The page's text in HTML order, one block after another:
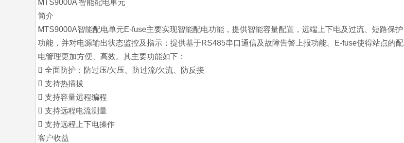
MTS9000A 智能配电单元
简介
MTS9000A智能配电单元E-fuse主要实现智能配电功能，提供智能容量配置，远端上下电及过流、短路保护
功能，并对电源输出状态监控及指示；提供基于RS485串口通信及故障告警上报功能。E-fuse使得站点的配
电管理更加方便、高效。其主要功能如下：
 全面防护：防过压/欠压、防过流/欠流、防反接
 支持热插拔
 支持容量远程编程
 支持远程电流测量
 支持远程上下电操作
客户收益